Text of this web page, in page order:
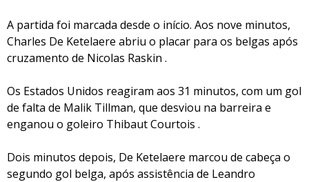
A partida foi marcada desde o início. Aos nove minutos,
Charles De Ketelaere abriu o placar para os belgas após
cruzamento de Nicolas Raskin .
Os Estados Unidos reagiram aos 31 minutos, com um gol
de falta de Malik Tillman, que desviou na barreira e
enganou o goleiro Thibaut Courtois .
Dois minutos depois, De Ketelaere marcou de cabeça o
segundo gol belga, após assistência de Leandro